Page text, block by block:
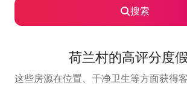
搜索
荷兰村的高评分度
这些房源在位置、干净卫生等方面获得